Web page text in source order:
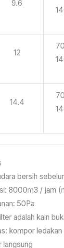
9.6
12
14.4
bersih
8000m3 / jam
50Pa
adalah kain
kompor ledakan
langsung